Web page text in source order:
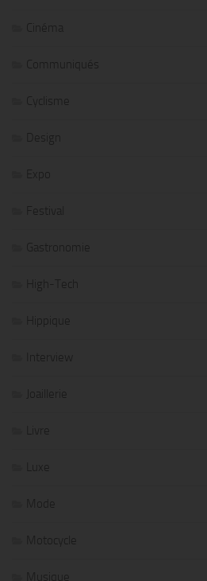
Cinéma
Communiqués
Cyclisme
Design
Expo
Festival
Gastronomie
High-Tech
Hippique
Interview
Joaillerie
Livre
Luxe
Mode
Motocycle
Musique